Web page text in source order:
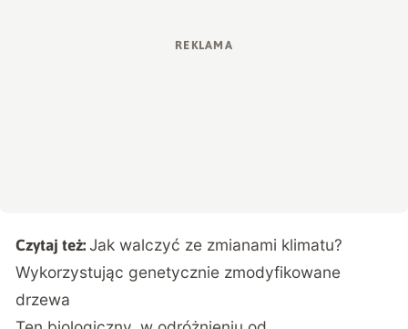
Czytaj też: Jak walczyć ze zmianami klimatu?
Wykorzystując genetycznie zmodyfikowane
drzewa